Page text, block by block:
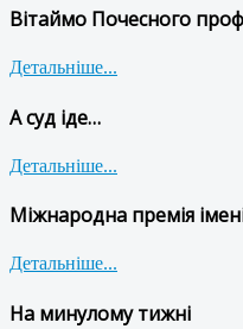
Вітаймо Почесного
Детальніше...
А суд іде…
Детальніше...
Міжнародна премія
Детальніше...
На минулому тижні